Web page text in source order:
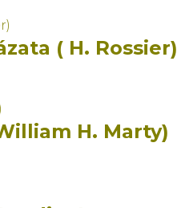
( H. Rossier)
H. Marty)